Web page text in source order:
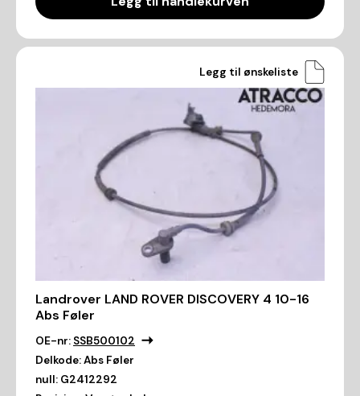
Legg til ønskeliste
Landrover LAND ROVER DISCOVERY 4 10-16
Abs Føler
OE-nr: SSB500102
Delkode:Abs Føler
null: G2412292